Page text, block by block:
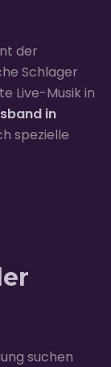
der
Schlager
Live-Musik in
in
spezielle
suchen